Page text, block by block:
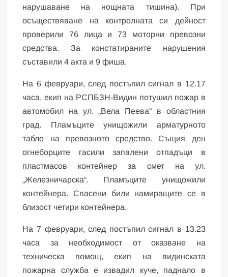
нарушаване на нощната тишина). При
осъществяване на контролната си дейност
проверили 76 лица и 73 моторни превозни
средства. За констатираните нарушения
съставили 4 акта и 9 фиша.
На 6 февруари, след постъпил сигнал в 12.17
часа, екип на РСПБЗН-Видин потушил пожар в
автомобил на ул. „Вела Пеева“ в областния
град. Пламъците унищожили арматурното
табло на превозното средство. Същия ден
огнеборците гасили запалени отпадъци в
пластмасов контейнер за смет на ул.
„Железничарска“. Пламъците унищожили
контейнера. Спасени били намиращите се в
близост четири контейнера.
На 7 февруари, след постъпил сигнал в 13.23
часа за необходимост от оказване на
техническа помощ, екип на видинската
пожарна служба е извадил куче, паднало в